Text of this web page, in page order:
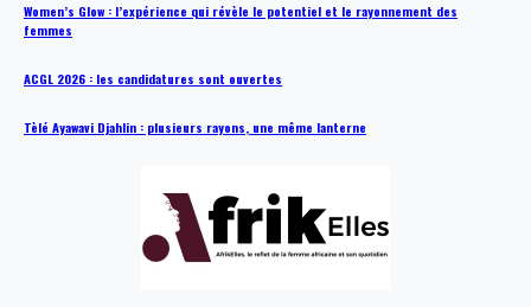
Women’s Glow : l’expérience qui révèle le potentiel et le rayonnement des
femmes
ACGL 2026 : les candidatures sont ouvertes
Tèlé Ayawavi Djahlin : plusieurs rayons, une même lanterne